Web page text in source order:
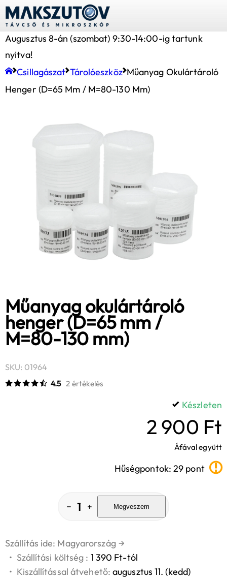
Augusztus 8-án (szombat) 9:30-14:00-ig tartunk
nyitva!
Csillagászat Tárolóeszköz Műanyag Okulártároló
Henger (D=65 Mm / M=80-130 Mm)
Műanyag okulártároló
henger (D=65 mm /
M=80-130 mm)
SKU: 01964
4.5 2 értékelés
Készleten
2 900 Ft
Áfával együtt
Hűségpontok: 29 pont
− 1 + Megveszem
Szállítás ide: Magyarország →
• Szállítási költség : 1 390 Ft-tól
• Kiszállítással átvehető:augusztus 11. (kedd)